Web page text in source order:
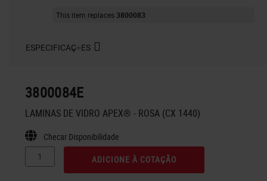
This item replaces3800083
ESPECIFICAÇ÷ES
3800084E
LAMINAS DE VIDRO APEX® - ROSA (CX 1440)
Checar Disponibilidade
ADICIONE À COTAÇÃO